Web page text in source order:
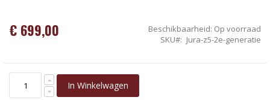
€ 699,00 Beschikbaarheid: Op voorraad
SKU
Jura-z5-2e-generatie
In Winkelwagen